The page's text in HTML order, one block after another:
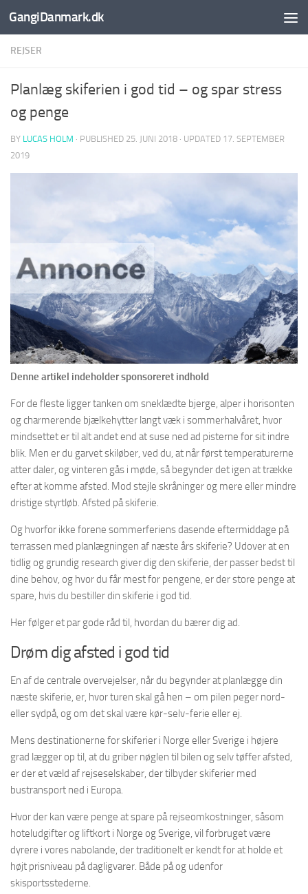
Skip to content
GangiDanmark.dk
REJSER
Planlæg skiferien i god tid – og spar stress
og penge
BY LUCAS HOLM · PUBLISHED 25. JUNI 2018 · UPDATED 17. SEPTEMBER
2019
Denne artikel indeholder sponsoreret indhold
For de fleste ligger tanken om sneklædte bjerge, alper i horisonten
og charmerende bjælkehytter langt væk i sommerhalvåret, hvor
mindsettet er til alt andet end at suse ned ad pisterne for sit indre
blik. Men er du garvet skiløber, ved du, at når først temperaturerne
atter daler, og vinteren gås i møde, så begynder det igen at trække
efter at komme afsted. Mod stejle skråninger og mere eller mindre
dristige styrtløb. Afsted på skiferie.
Og hvorfor ikke forene sommerferiens dasende eftermiddage på
terrassen med planlægningen af næste års skiferie? Udover at en
tidlig og grundig research giver dig den skiferie, der passer bedst til
dine behov, og hvor du får mest for pengene, er der store penge at
spare, hvis du bestiller din skiferie i god tid.
Her følger et par gode råd til, hvordan du bærer dig ad.
Drøm dig afsted i god tid
En af de centrale overvejelser, når du begynder at planlægge din
næste skiferie, er, hvor turen skal gå hen – om pilen peger nord-
eller sydpå, og om det skal være kør-selv-ferie eller ej.
Mens destinationerne for skiferier i Norge eller Sverige i højere
grad lægger op til, at du griber nøglen til bilen og selv tøffer afsted,
er der et væld af rejseselskaber, der tilbyder skiferier med
bustransport ned i Europa.
Hvor der kan være penge at spare på rejseomkostninger, såsom
hoteludgifter og liftkort i Norge og Sverige, vil forbruget være
dyrere i vores nabolande, der traditionelt er kendt for at holde et
højt prisniveau på dagligvarer. Både på og udenfor
skisportsstederne.